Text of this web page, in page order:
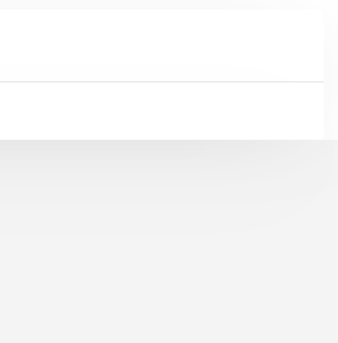
out of 5 stars rated by 0 customers